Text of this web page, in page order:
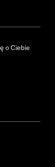
o Ciebie